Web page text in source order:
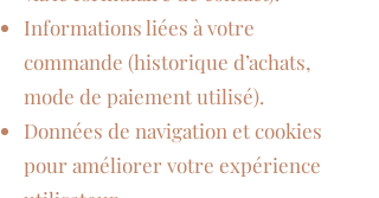
Informations liées à votre
commande (historique d’achats,
mode de paiement utilisé).
Données de navigation et cookies
pour améliorer votre expérience